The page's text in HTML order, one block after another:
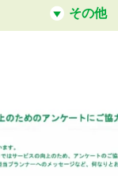
その他